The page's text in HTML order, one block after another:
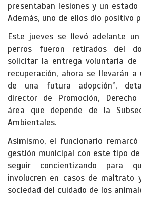
presentaban lesiones y un
Además, uno de ellos dio positivo
Este jueves se llevó adelante
perros fueron retirados del
solicitar la entrega voluntaria de
recuperación, ahora se llevarán
de una futura adopción”,
director de Promoción,
área que depende de la
Ambientales.
Asimismo, el funcionario
gestión municipal con este tipo de
seguir concientizando para
involucren en casos de maltrato
sociedad del cuidado de los